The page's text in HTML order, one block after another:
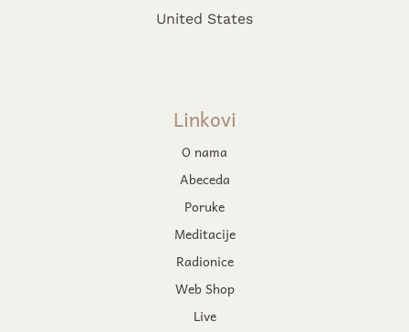
United States
Linkovi
O nama
Abeceda
Poruke
Meditacije
Radionice
Web Shop
Live